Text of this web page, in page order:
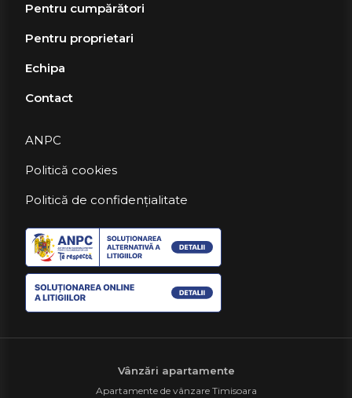
Pentru cumpărători
Pentru proprietari
Echipa
Contact
ANPC
Politică cookies
Politică de confidențialitate
Vânzări apartamente
Apartamente de vânzare Timisoara